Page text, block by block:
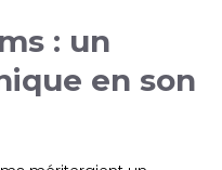
: un
en son